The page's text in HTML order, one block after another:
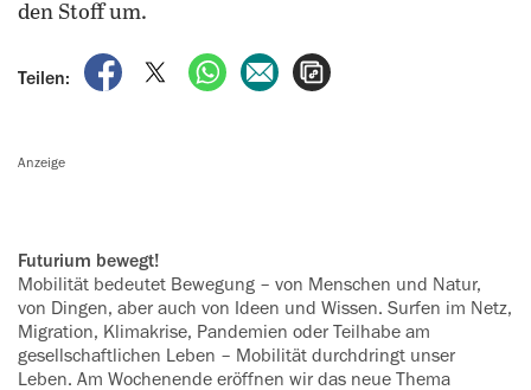
den Stoff um.
Teilen:
auf Facebook teilen
auf X teilenper WhatsApp teilen
per E-Mail teilen
Anzeige
Futurium bewegt!
Mobilität bedeutet Bewegung – von Menschen und Natur,
von Dingen, aber auch von Ideen und Wissen. Surfen im Netz,
Migration, Klimakrise, Pandemien oder Teilhabe am
gesellschaftlichen Leben – Mobilität durchdringt unser
Leben. Am Wochenende eröffnen wir das neue Thema